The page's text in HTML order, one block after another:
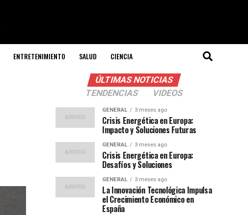
ENTRETENIMIENTO SALUD CIENCIA
ÚLTIMAS NOTICIAS
TENDENCIAS
VIDEOS
GENERAL 3 meses ago
Crisis Energética en Europa:
Impacto y Soluciones Futuras
GENERAL 3 meses ago
Crisis Energética en Europa:
Desafíos y Soluciones
GENERAL 3 meses ago
La Innovación Tecnológica Impulsa
el Crecimiento Económico en
España